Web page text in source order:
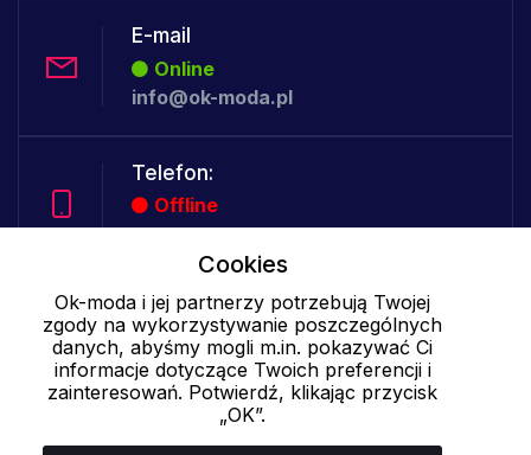
E-mail
Online
info@ok-moda.pl
Telefon:
Offline
Cookies - szczegółowe ustawienia|Więcej informacji|
prywatności
Cookies
Ok-moda i jej partnerzy potrzebują Twojej
zgody na wykorzystywanie poszczególnych
danych, abyśmy mogli m.in. pokazywać Ci
informacje dotyczące Twoich preferencji i
zainteresowań. Potwierdź, klikając przycisk
„OK”.